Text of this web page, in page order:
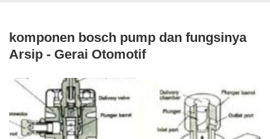
komponen bosch pump dan fungsinya
Arsip - Gerai Otomotif